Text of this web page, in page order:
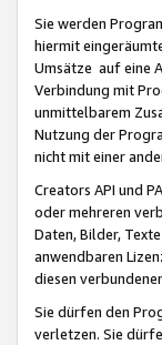
Sie werden
hiermit
Umsätze auf eine
Verbindung mit
unmittelbarem
Nutzung der
nicht mit einer
Creators API und
oder mehreren
Daten, Bilder,
anwendbaren
diesen
Sie dürfen den
verletzen. Sie